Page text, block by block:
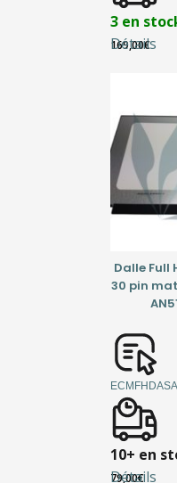
Détails
3 en
169,00€
Détails
Dalle Full
30 pin
10+ en
79,00€